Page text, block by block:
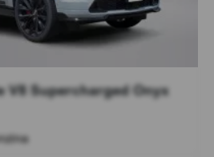
V8 Supercharged Onyx